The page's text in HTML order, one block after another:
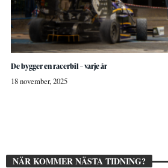
De bygger en racerbil – varje år
18 november, 2025
NÄR KOMMER NÄSTA TIDNING?